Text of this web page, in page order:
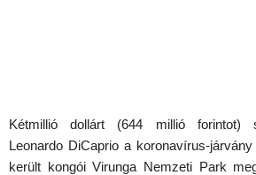
Kétmillió dollárt (644 millió forintot)
Leonardo DiCaprio a koronavírus-
került kongói Virunga Nemzeti Park